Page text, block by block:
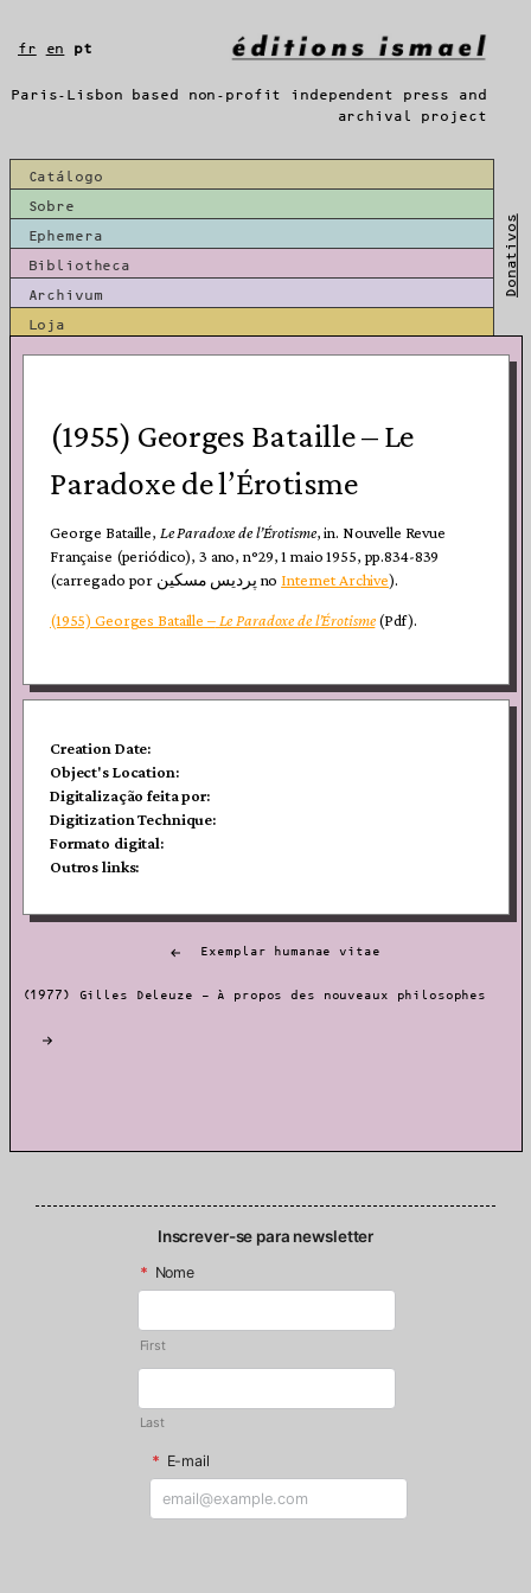
para
conteúdo
Paris-Lisbon based non-profit independent press and
archival project
Catálogo
Sobre
Ephemera
Bibliotheca
Archivum
Loja
Donativos
fr en pt
(1955) Georges Bataille – Le
Paradoxe de l’Érotisme
George Bataille, Le Paradoxe de l’Érotisme, in. Nouvelle Revue
Française (periódico), 3 ano, n°29, 1 maio 1955, pp.834-839
(carregado por پردیس مسکین no Internet Archive).
(1955) Georges Bataille –Le Paradoxe de l’Érotisme (Pdf).
Creation Date:
Object's Location:
Digitalização feita por:
Digitization Technique:
Formato digital:
Outros links:
Exemplar humanae vitae
(1977) Gilles Deleuze – À propos des nouveaux philosophes
Inscrever-se para newsletter
* Nome
First
Last
* E-mail